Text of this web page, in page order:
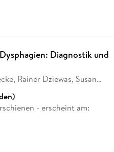
Diagnostik und
Rainer Dziewas, Susan
- erscheint am: